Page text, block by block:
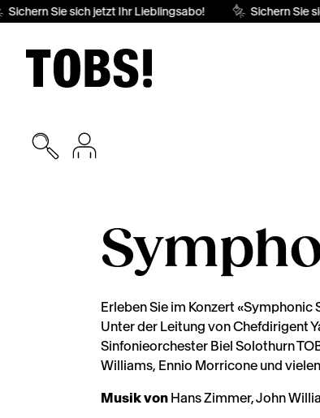
Sichern Sie sich jetzt Ihr Lieblingsabo! Sichern Sie
Erleben Sie im Konzert
Unter der Leitung von Chefdirigent
Sinfonieorchester Biel Solothurn
Williams, Ennio Morricone und
Musik von Hans Zimmer, John